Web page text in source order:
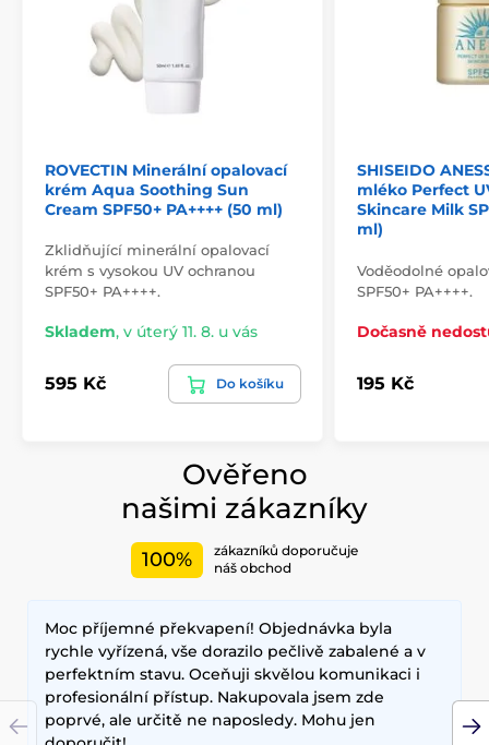
ROVECTIN Minerální opalovací
krém Aqua Soothing Sun
Cream SPF50+ PA++++ (50 ml)
Zklidňující minerální opalovací
krém s vysokou UV ochranou
SPF50+ PA++++.
Skladem, v úterý 11. 8. u vás
595 Kč Do košíku
SHISEIDO
mléko Perfect
Skincare Milk
ml)
Voděodolné
SPF50+ PA++++.
Dočasně
195 Kč
Ověřeno
našimi zákazníky
100%
zákazníků doporučuje
náš obchod
Moc příjemné překvapení! Objednávka byla
rychle vyřízená, vše dorazilo pečlivě zabalené a v
perfektním stavu. Oceňuji skvělou komunikaci i
profesionální přístup. Nakupovala jsem zde
poprvé, ale určitě ne naposledy. Mohu jen